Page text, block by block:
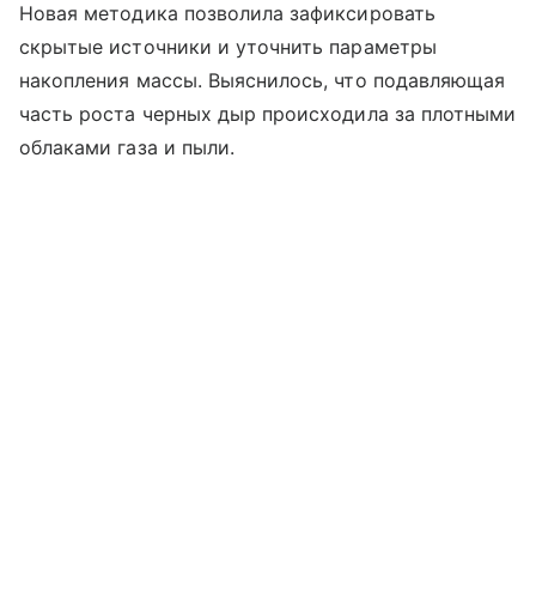
Новая методика позволила зафиксировать
скрытые источники и уточнить параметры
накопления массы. Выяснилось, что подавляющая
часть роста черных дыр происходила за плотными
облаками газа и пыли.